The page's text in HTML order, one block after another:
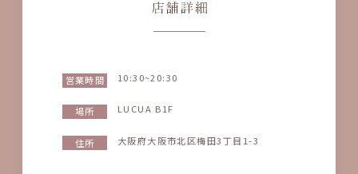
営業時間 10:30~20:30
場所 LUCUA B1F
住所 大阪府大阪市北区梅田3丁目1-3